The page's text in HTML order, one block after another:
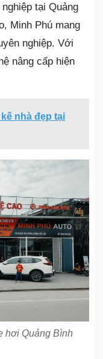
tại Quảng
Minh Phú mang
nghiệp. Với
nâng cấp hiện
nhà đẹp tại
hơi Quảng Bình